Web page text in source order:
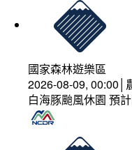
國家森林遊樂區
2026-08-09, 00:00│
白海豚颱風休園 預